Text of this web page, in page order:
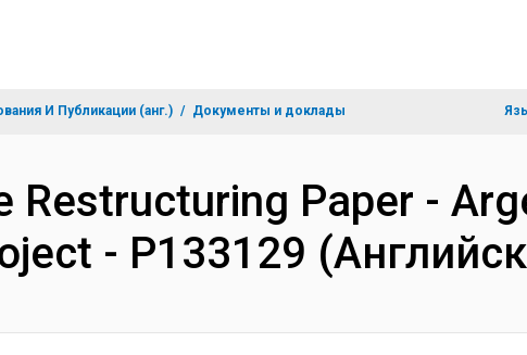
И Публикации (анг.) Документы и доклады
Restructuring Paper -
- P133129